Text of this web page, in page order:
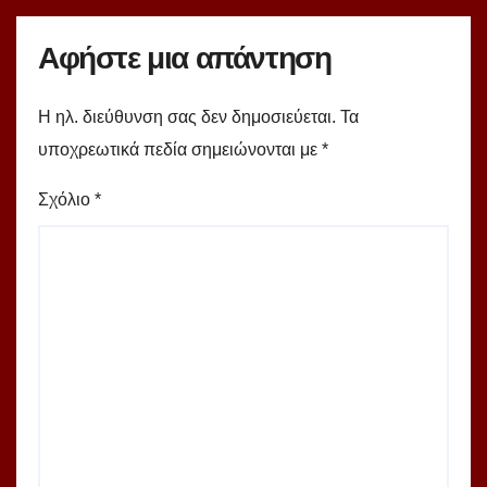
Αφήστε μια απάντηση
Η ηλ. διεύθυνση σας δεν δημοσιεύεται. Τα
υποχρεωτικά πεδία σημειώνονται με *
Σχόλιο *